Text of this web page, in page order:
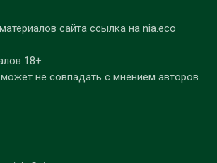
сайта ссылка на nia.eco
18+
не совпадать с мнением авторов.